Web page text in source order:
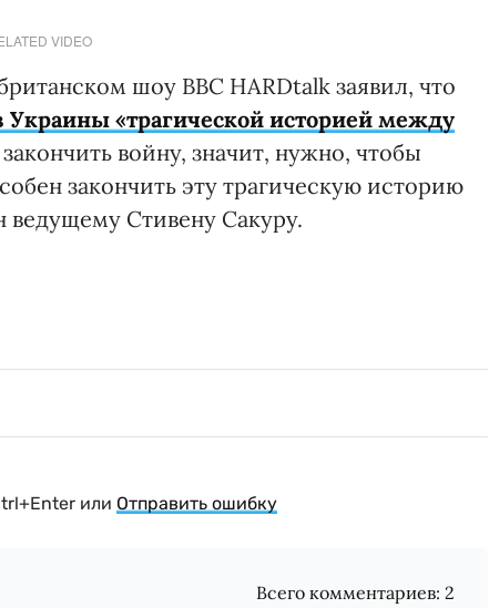
VIDEO
шоу BBC HARDtalk заявил, что
Украины «трагической историей между
войну, значит, нужно, чтобы
закончить эту трагическую историю
Стивену Сакуру.
или Отправить ошибку
Всего комментариев:2